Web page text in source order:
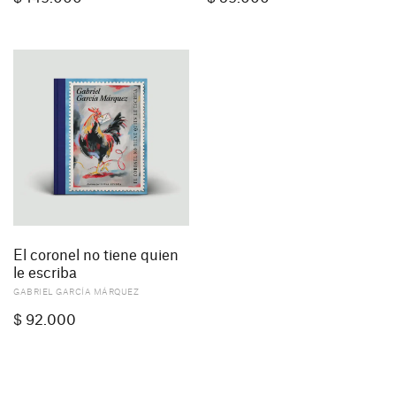
El coronel no tiene quien
le escriba
GABRIEL GARCÍA MÁRQUEZ
$ 92.000